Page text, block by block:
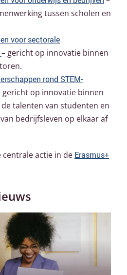
tussen scholen en
voor sectorale
– gericht op innovatie binnen
rond STEM-
gericht op innovatie binnen
talenten van studenten en
bedrijfsleven op elkaar af
centrale actie in de Erasmus+